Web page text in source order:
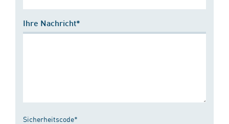
Ihre Nachricht*
Sicherheitscode*